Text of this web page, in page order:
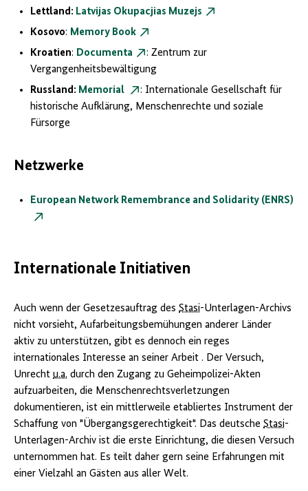
Lettland: Latvijas Okupacjias Muzejs
Kosovo: Memory Book
Kroatien: Documenta
: Zentrum zur
Vergangenheitsbewältigung
Russland: Memorial
: Internationale Gesellschaft für
historische Aufklärung, Menschenrechte und soziale
Fürsorge
Netzwerke
European Network Remembrance and Solidarity (ENRS)
Internationale Initiativen
Auch wenn der Gesetzesauftrag des Stasi-Unterlagen-Archivs
nicht vorsieht, Aufarbeitungsbemühungen anderer Länder
aktiv zu unterstützen, gibt es dennoch ein reges
internationales Interesse an seiner Arbeit . Der Versuch,
Unrecht u.a. durch den Zugang zu Geheimpolizei-Akten
aufzuarbeiten, die Menschenrechtsverletzungen
dokumentieren, ist ein mittlerweile etabliertes Instrument der
Schaffung von "Übergangsgerechtigkeit". Das deutsche Stasi-
Unterlagen-Archiv ist die erste Einrichtung, die diesen Versuch
unternommen hat. Es teilt daher gern seine Erfahrungen mit
einer Vielzahl an Gästen aus aller Welt.